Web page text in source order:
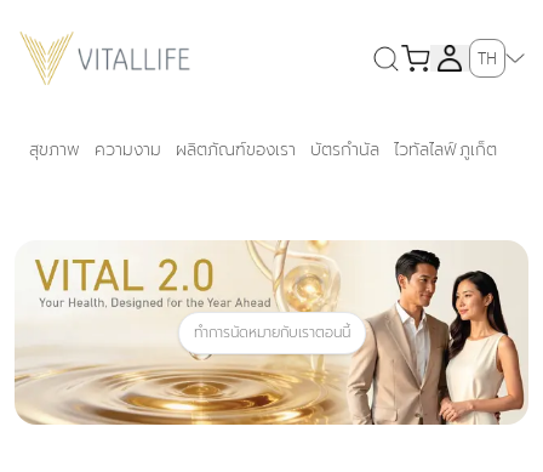
TH
สุขภาพ ความงาม ผลิตภัณฑ์ของเรา บัตรกำนัล ไวทัลไลฟ์ ภูเก็ต
ทำการนัดหมายกับเราตอนนี้